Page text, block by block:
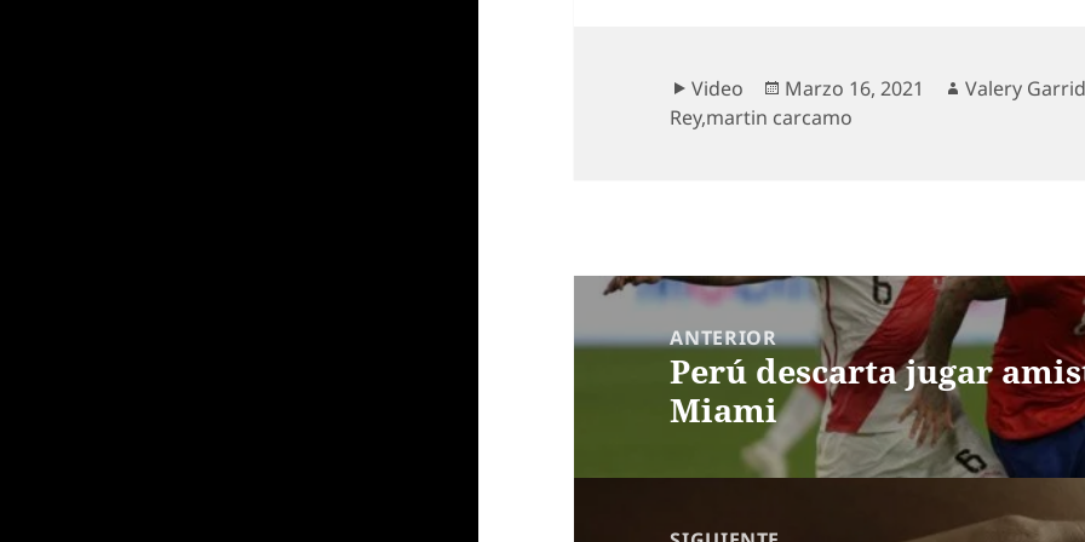
Formato
Video
Publicado
el
Marzo 16, 2021 Autor
Valery
Rey,martin carcamo
Navegación
de
entradas
ANTERIOR
Entrada
anterior:
Perú descarta jugar
Miami